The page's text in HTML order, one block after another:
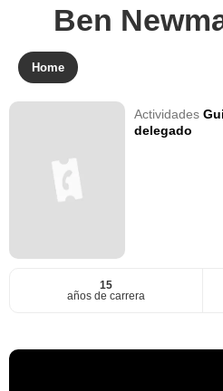
Ben
Home
Actividades
delegado
15
años de carrera